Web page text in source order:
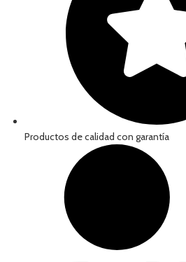
Productos de calidad con garantía